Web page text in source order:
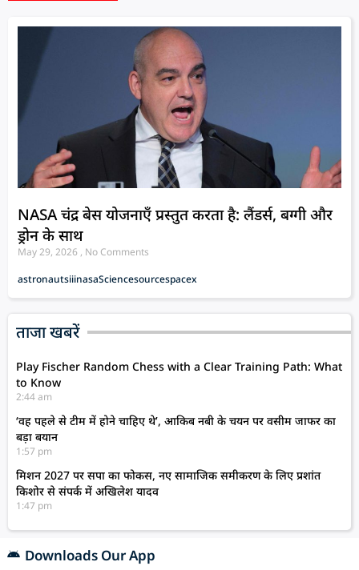
ताजा खबरें
Play Fischer Random Chess with a Clear Training Path: What
to Know
2:44 am
‘वह पहले से टीम में होने चाहिए थे’, आकिब नबी के चयन पर वसीम जाफर का
बड़ा बयान
1:57 pm
मिशन 2027 पर सपा का फोकस, नए सामाजिक समीकरण के लिए प्रशांत
किशोर से संपर्क में अखिलेश यादव
1:47 pm
NASA चंद्र बेस योजनाएँ प्रस्तुत करता है: लैंडर्स, बग्गी और
ड्रोन के साथ
May 29, 2026
No Comments
astronautsiiinasaSciencesourcespacex
Downloads Our App